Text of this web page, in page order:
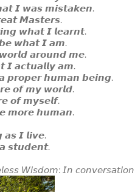
𝙄 𝙬𝙖𝙨 𝙢𝙞𝙨𝙩𝙖𝙠𝙚𝙣.
𝙈𝙖𝙨𝙩𝙚𝙧𝙨.
𝙬𝙝𝙖𝙩 𝙄 𝙡𝙚𝙖𝙧𝙣𝙩.
𝙗𝙚 𝙬𝙝𝙖𝙩 𝙄 𝙖𝙢.
𝙖𝙧𝙤𝙪𝙣𝙙 𝙢𝙚.
𝙄 𝙖𝙘𝙩𝙪𝙖𝙡𝙡𝙮 𝙖𝙢.
𝙥𝙧𝙤𝙥𝙚𝙧 𝙝𝙪𝙢𝙖𝙣 𝙗𝙚𝙞𝙣𝙜.
𝙤𝙛 𝙢𝙮 𝙬𝙤𝙧𝙡𝙙.
𝙤𝙛 𝙢𝙮𝙨𝙚𝙡𝙛.
𝙢𝙤𝙧𝙚 𝙝𝙪𝙢𝙖𝙣.
𝙄 𝙡𝙞𝙫𝙚.
𝙨𝙩𝙪𝙙𝙚𝙣𝙩.
𝘞𝘪𝘴𝘥𝘰𝘮: 𝘐𝘯 𝘤𝘰𝘯𝘷𝘦𝘳𝘴𝘢𝘵𝘪𝘰𝘯